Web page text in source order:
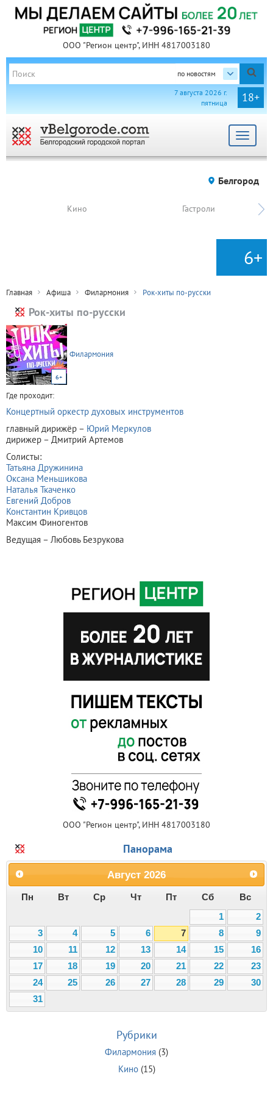
ООО "Регион центр", ИНН 4817003180
по новостям
18+
7 августа 2026 г.
пятница
Toggle
Белгород
Кино Гастроли
6+
Главная Афиша Филармония Рок-хиты по-русски
Рок-хиты по-русски
6+
Филармония
Где проходит:
Концертный оркестр духовых инструментов
главный дирижёр – Юрий Меркулов
дирижер – Дмитрий Артемов
Солисты:
Татьяна Дружинина
Оксана Меньшикова
Наталья Ткаченко
Евгений Добров
Константин Кривцов
Максим Финогентов
Ведущая – Любовь Безрукова
ООО "Регион центр", ИНН 4817003180
Панорама
Август 2026
Пн Вт Ср Чт Пт Сб
Вс
1
2
3
4 5 6 7 8
9
10
11 12 13 14 15
16
17
18 19 20 21 22
23
24
25 26 27 28 29
30
31
Рубрики
Филармония (3)
Кино(15)